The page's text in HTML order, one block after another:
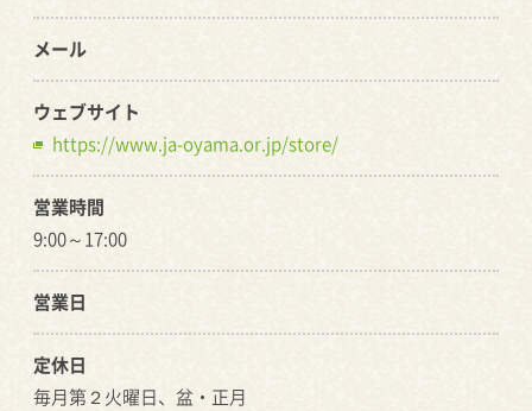
メール
ウェブサイト
https://www.ja-oyama.or.jp/store/
営業時間
9:00～17:00
営業日
定休日
毎月第２火曜日、盆・正月